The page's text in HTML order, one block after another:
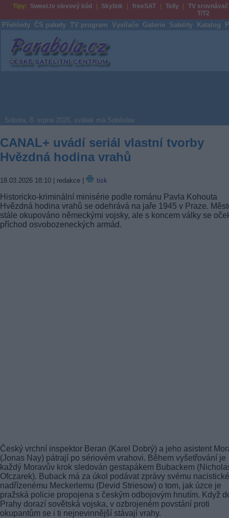
Tipy: Sweet.tv slevový kód Skylink freeSAT Telly
TV srovnávač
T/T2
Přehledy ČS pakety TV program Vysílače Galerie Satelity Katalog
Parabola.cz
Sobota, 8. srpna 2026, svátek má Soběslav
CANAL+ uvádí seriál vlastní tvorby
Hvězdná hodina vrahů
18.03.2026 18:10 | redakce | tisk
Historicko-kriminální minisérie podle románu Pavla Kohouta
Hvězdná hodina vrahů se odehrává na jaře 1945 v Praze.
stále okupováno německými vojsky, ale s koncem války se
příchod osvobozeneckých armád.
Český vrchní inspektor Beran (Karel Dobrý) a jeho asistent
(Jonas Nay) pátrají po sériovém vrahovi. Během vyšetřování je
každý Moravův krok sledován gestapákem Bubackem
Ofczarek). Buback má za úkol podávat zprávy svému
nadřízenému Meckerlemu (Devid Striesow) o tom, jak úzce je
pražská policie propojena s českým odbojovým hnutím. Když
Prahy dorazí sovětská vojska, v ozbrojeném povstání proti
okupantům se i ti nejnevinnější stávají vrahy.